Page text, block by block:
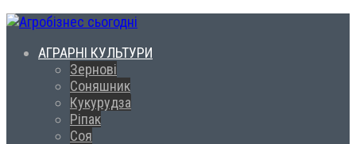
АГРАРНІ КУЛЬТУРИ
Зернові
Соняшник
Кукурудза
Ріпак
Соя